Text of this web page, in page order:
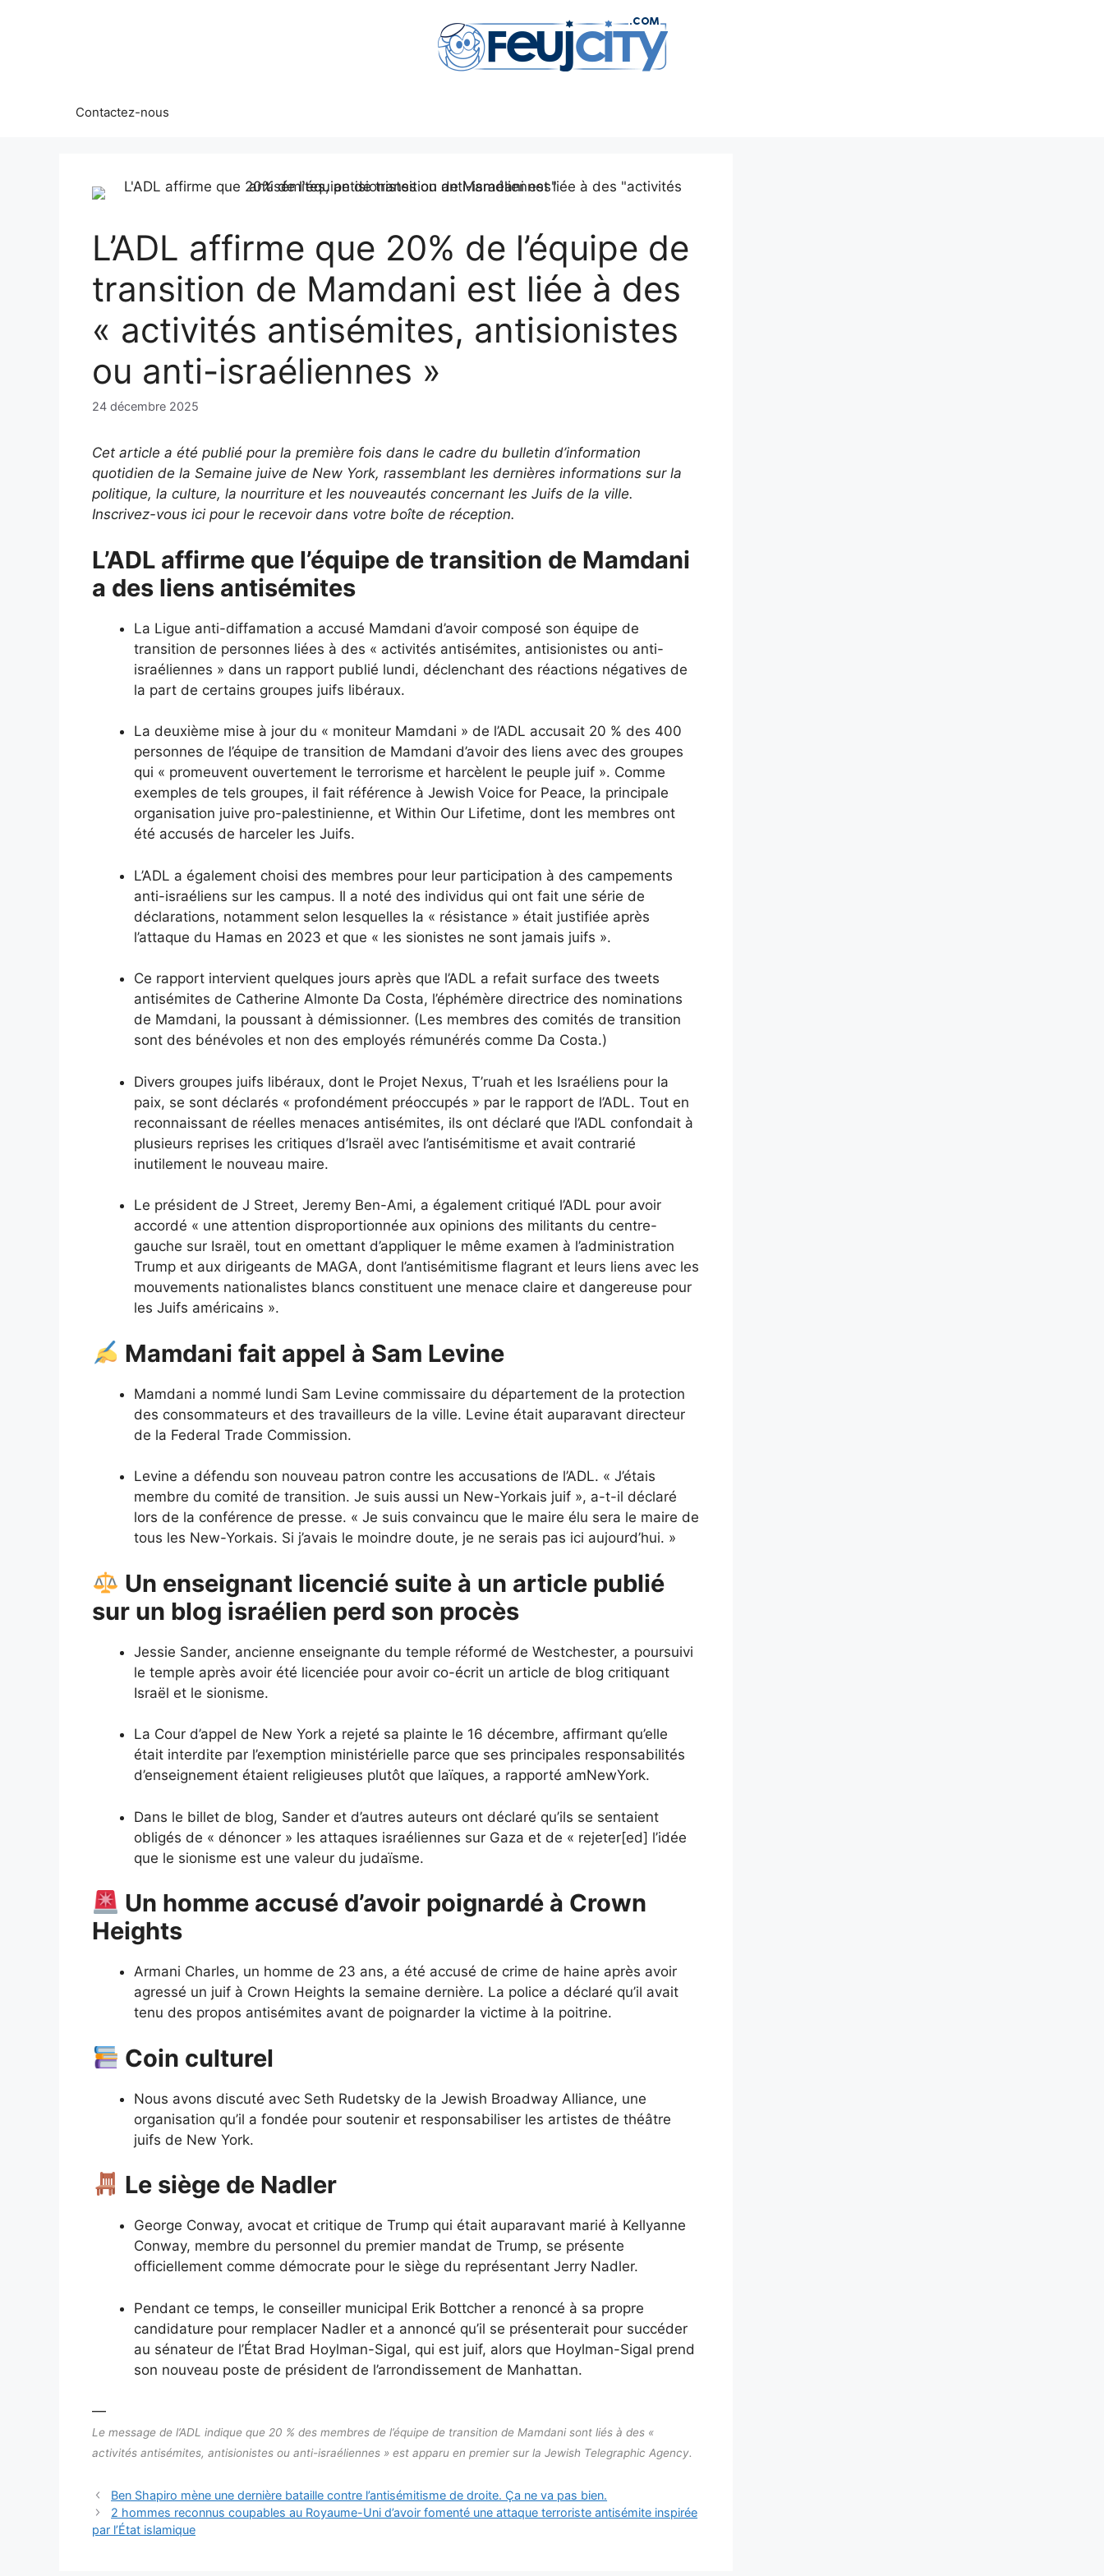
Contactez-nous
L’ADL affirme que 20% de l’équipe de
transition de Mamdani est liée à des
« activités antisémites, antisionistes
ou anti-israéliennes »
24 décembre 2025
Cet article a été publié pour la première fois dans le cadre du bulletin d’information
quotidien de la Semaine juive de New York, rassemblant les dernières informations sur la
politique, la culture, la nourriture et les nouveautés concernant les Juifs de la ville.
Inscrivez-vous ici pour le recevoir dans votre boîte de réception.
L’ADL affirme que l’équipe de transition de Mamdani
a des liens antisémites
La Ligue anti-diffamation a accusé Mamdani d’avoir composé son équipe de
transition de personnes liées à des « activités antisémites, antisionistes ou anti-
israéliennes » dans un rapport publié lundi, déclenchant des réactions négatives de
la part de certains groupes juifs libéraux.
La deuxième mise à jour du « moniteur Mamdani » de l’ADL accusait 20 % des 400
personnes de l’équipe de transition de Mamdani d’avoir des liens avec des groupes
qui « promeuvent ouvertement le terrorisme et harcèlent le peuple juif ». Comme
exemples de tels groupes, il fait référence à Jewish Voice for Peace, la principale
organisation juive pro-palestinienne, et Within Our Lifetime, dont les membres ont
été accusés de harceler les Juifs.
L’ADL a également choisi des membres pour leur participation à des campements
anti-israéliens sur les campus. Il a noté des individus qui ont fait une série de
déclarations, notamment selon lesquelles la « résistance » était justifiée après
l’attaque du Hamas en 2023 et que « les sionistes ne sont jamais juifs ».
Ce rapport intervient quelques jours après que l’ADL a refait surface des tweets
antisémites de Catherine Almonte Da Costa, l’éphémère directrice des nominations
de Mamdani, la poussant à démissionner. (Les membres des comités de transition
sont des bénévoles et non des employés rémunérés comme Da Costa.)
Divers groupes juifs libéraux, dont le Projet Nexus, T’ruah et les Israéliens pour la
paix, se sont déclarés « profondément préoccupés » par le rapport de l’ADL. Tout en
reconnaissant de réelles menaces antisémites, ils ont déclaré que l’ADL confondait à
plusieurs reprises les critiques d’Israël avec l’antisémitisme et avait contrarié
inutilement le nouveau maire.
Le président de J Street, Jeremy Ben-Ami, a également critiqué l’ADL pour avoir
accordé « une attention disproportionnée aux opinions des militants du centre-
gauche sur Israël, tout en omettant d’appliquer le même examen à l’administration
Trump et aux dirigeants de MAGA, dont l’antisémitisme flagrant et leurs liens avec les
mouvements nationalistes blancs constituent une menace claire et dangereuse pour
les Juifs américains ».
Mamdani fait appel à Sam Levine
Mamdani a nommé lundi Sam Levine commissaire du département de la protection
des consommateurs et des travailleurs de la ville. Levine était auparavant directeur
de la Federal Trade Commission.
Levine a défendu son nouveau patron contre les accusations de l’ADL. « J’étais
membre du comité de transition. Je suis aussi un New-Yorkais juif », a-t-il déclaré
lors de la conférence de presse. « Je suis convaincu que le maire élu sera le maire de
tous les New-Yorkais. Si j’avais le moindre doute, je ne serais pas ici aujourd’hui. »
Un enseignant licencié suite à un article publié
sur un blog israélien perd son procès
Jessie Sander, ancienne enseignante du temple réformé de Westchester, a poursuivi
le temple après avoir été licenciée pour avoir co-écrit un article de blog critiquant
Israël et le sionisme.
La Cour d’appel de New York a rejeté sa plainte le 16 décembre, affirmant qu’elle
était interdite par l’exemption ministérielle parce que ses principales responsabilités
d’enseignement étaient religieuses plutôt que laïques, a rapporté amNewYork.
Dans le billet de blog, Sander et d’autres auteurs ont déclaré qu’ils se sentaient
obligés de « dénoncer » les attaques israéliennes sur Gaza et de « rejeter[ed] l’idée
que le sionisme est une valeur du judaïsme.
Un homme accusé d’avoir poignardé à Crown
Heights
Armani Charles, un homme de 23 ans, a été accusé de crime de haine après avoir
agressé un juif à Crown Heights la semaine dernière. La police a déclaré qu’il avait
tenu des propos antisémites avant de poignarder la victime à la poitrine.
Coin culturel
Nous avons discuté avec Seth Rudetsky de la Jewish Broadway Alliance, une
organisation qu’il a fondée pour soutenir et responsabiliser les artistes de théâtre
juifs de New York.
Le siège de Nadler
George Conway, avocat et critique de Trump qui était auparavant marié à Kellyanne
Conway, membre du personnel du premier mandat de Trump, se présente
officiellement comme démocrate pour le siège du représentant Jerry Nadler.
Pendant ce temps, le conseiller municipal Erik Bottcher a renoncé à sa propre
candidature pour remplacer Nadler et a annoncé qu’il se présenterait pour succéder
au sénateur de l’État Brad Hoylman-Sigal, qui est juif, alors que Hoylman-Sigal prend
son nouveau poste de président de l’arrondissement de Manhattan.
—
Le message de l’ADL indique que 20 % des membres de l’équipe de transition de Mamdani sont liés à des «
activités antisémites, antisionistes ou anti-israéliennes » est apparu en premier sur la Jewish Telegraphic Agency.
Ben Shapiro mène une dernière bataille contre l’antisémitisme de droite. Ça ne va pas bien.
2 hommes reconnus coupables au Royaume-Uni d’avoir fomenté une attaque terroriste antisémite inspirée
par l’État islamique